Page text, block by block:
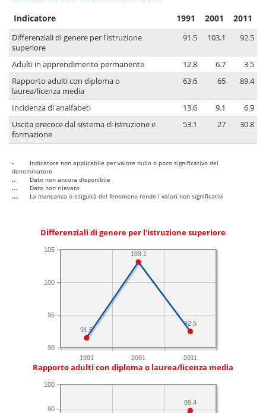
Indicatore 1991 2001 2011
Differenziali di genere per l'istruzione
superiore
91.5 103.1 92.5
Adulti in apprendimento permanente 12.8 6.7
3.5
Rapporto adulti con diploma o
laurea/licenza media
63.6 65 89.4
Incidenza di analfabeti 13.6 9.1
6.9
Uscita precoce dal sistema di istruzione e
formazione
53.1 27 30.8
-
Indicatore non applicabile per valore nullo o poco significativo del
denominatore
..
Dato non ancora disponibile
...
Dato non rilevato
....
La mancanza o esiguità del fenomeno rende i valori non significativi
Differenziali di genere per l'istruzione superiore
1991 2001 2011
90
95
100
105
92.5
103.1
91.5
Rapporto adulti con diploma o laurea/licenza media
90
100
89.4